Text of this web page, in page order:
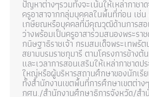
ปัญหาต่างๆรวมทั้งจะเน้นให้เหล่ากาชา
ครูอาสาจากกลุ่มบุคคลในพื้นที่ก่อน เช่
เกษียณหรือบุคคลที่มีคุณวุฒิด้านการสอ
ว่างพร้อมเป็นครูอาสาร่วมสนองพระรา
กนิษฐาธิราชเจ้า กรมสมเด็จพระเทพรัต
สยามบรมราชกุมารี ตามโครงการข้าง
และเวลาการสอนเสริมให้เหล่ากาชาด
ใหญ่หรือผู้บริหารสถานศึกษาของนักเรี
ทั้งสำนักงานเขตพื้นที่การศึกษาเขตต่า
กศน./สำนักงานศึกษาธิการจังหวัด/สำ